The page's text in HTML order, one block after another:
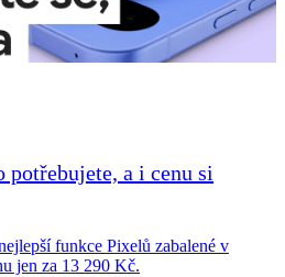
potřebujete, a i cenu si
funkce Pixelů zabalené v
jen za 13 290 Kč.